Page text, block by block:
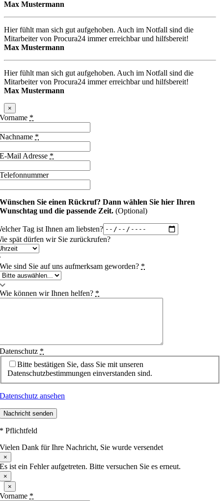
Max Mustermann
Hier fühlt man sich gut aufgehoben. Auch im Notfall sind die
Mitarbeiter von Procura24 immer erreichbar und hilfsbereit!
Max Mustermann
Hier fühlt man sich gut aufgehoben. Auch im Notfall sind die
Mitarbeiter von Procura24 immer erreichbar und hilfsbereit!
Max Mustermann
×
Vorname *
Nachname *
E-Mail Adresse *
Telefonnummer
Wünschen Sie einen Rückruf? Dann wählen Sie hier Ihren
Wunschtag und die passende Zeit.(Optional)
Tag ist Ihnen am liebsten?
spät dürfen wir Sie zurückrufen?
Wie sind Sie auf uns aufmerksam geworden? *
Wie können wir Ihnen helfen? *
Datenschutz *
Bitte bestätigen Sie, dass Sie mit unseren
Datenschutzbestimmungen einverstanden sind.
Datenschutz ansehen
Nachricht senden
* Pflichtfeld
Vielen Dank für Ihre Nachricht, Sie wurde versendet
×
Es ist ein Fehler aufgetreten. Bitte versuchen Sie es erneut.
×
×
Vorname *